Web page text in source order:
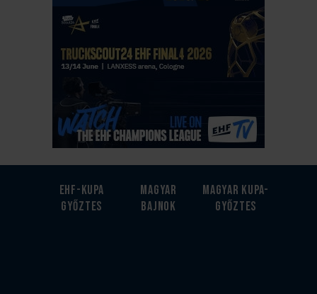
EHF-Kupa
győztes
Magyar
bajnok
Magyar kupa-
győztes